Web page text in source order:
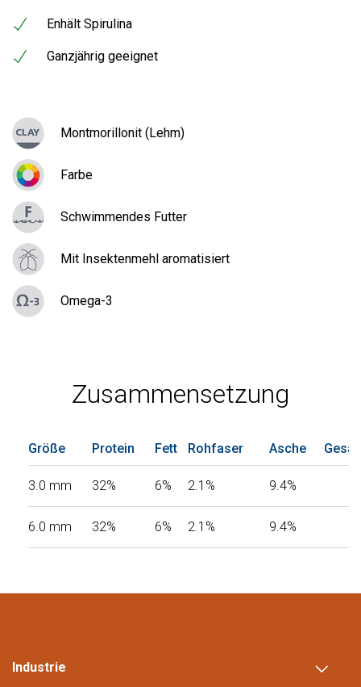
Enhält Spirulina
Ganzjährig geeignet
Montmorillonit (Lehm)
Farbe
Schwimmendes Futter
Mit Insektenmehl aromatisiert
Omega-3
Zusammensetzung
Größe Protein Fett Rohfaser Asche
3.0 mm 32% 6% 2.1% 9.4%
6.0 mm 32% 6% 2.1% 9.4%
Industrie